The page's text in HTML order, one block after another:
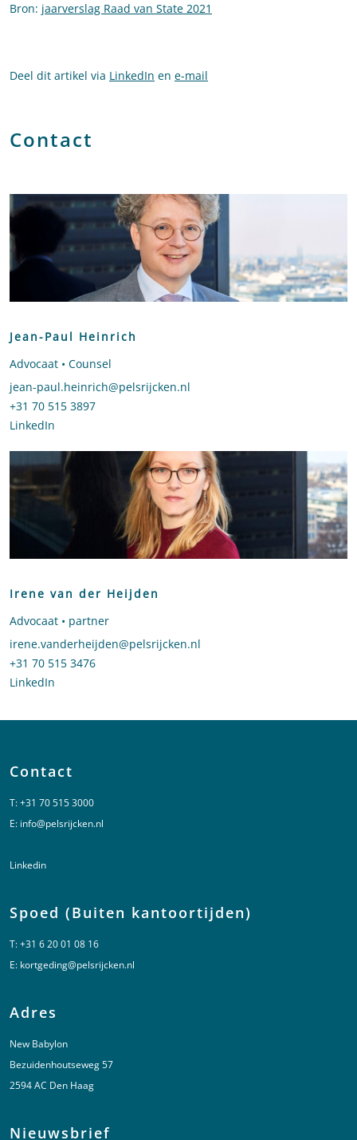
Bron: jaarverslag Raad van State 2021
Deel dit artikel via LinkedIn en e-mail
Contact
Jean-Paul Heinrich
Advocaat • Counsel
Stuur een e-mail naar Jean-Paul Heinrich
jean-paul.heinrich@pelsrijcken.nl
Bel naar Jean-Paul Heinrich
+31 70 515 3897
LinkedIn
Irene van der Heijden
Advocaat • partner
Stuur een e-mail naar Irene van der Heijden
irene.vanderheijden@pelsrijcken.nl
Bel naar Irene van der Heijden
+31 70 515 3476
LinkedIn
Contact
T:+31 70 515 3000
E: info@pelsrijcken.nl
Linkedin
Spoed (Buiten kantoortijden)
T:+31 6 20 01 08 16
E: kortgeding@pelsrijcken.nl
Adres
New Babylon
Bezuidenhoutseweg 57
2594 AC Den Haag
Nieuwsbrief